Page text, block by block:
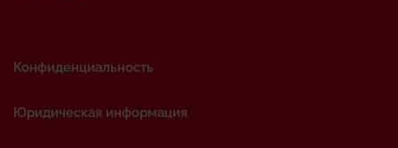
Конфиденциальность
Юридическая информация